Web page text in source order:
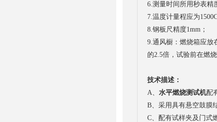
6.测量时间所用秒表精
7.温度计量程应为
8.钢板尺精度1mm；
9.通风橱：燃烧箱应放
的2.5倍，试验前在燃
技术描述：
A、 水平燃烧测试机配
B、采用具有悬空鼓膜
C、配有试样夹及门式